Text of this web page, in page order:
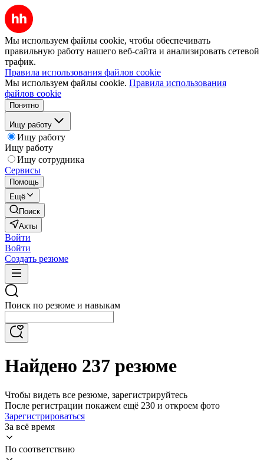
Мы используем файлы cookie, чтобы обеспечивать
правильную работу нашего веб-сайта и анализировать сетевой
трафик.
Правила использования файлов cookie
Мы используем файлы cookie. Правила использования
файлов cookie
Понятно
Ищу работу
Ищу работу
Ищу работу
Ищу сотрудника
Сервисы
Помощь
Ещё
Поиск
Ахты
Войти
Войти
Создать резюме
Поиск по резюме и навыкам
Найдено 237 резюме
Чтобы видеть все резюме, зарегистрируйтесь
После регистрации покажем ещё 230 и откроем фото
Зарегистрироваться
За всё время
По соответствию